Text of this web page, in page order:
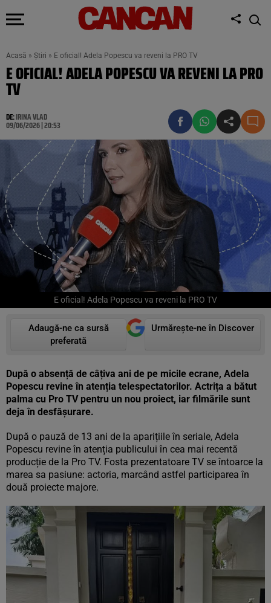
Acasă » Știri » E oficial! Adela Popescu va reveni la PRO TV
E OFICIAL! ADELA POPESCU VA REVENI LA PRO
TV
DE:IRINA VLAD
09/06/2026 | 20:53
E oficial! Adela Popescu va reveni la PRO TV
Adaugă-ne ca sursă
preferată
Urmărește-ne în Discover
După o absență de câțiva ani de pe micile ecrane, Adela
Popescu revine în atenția telespectatorilor. Actrița a bătut
palma cu Pro TV pentru un nou proiect, iar filmările sunt
deja în desfășurare.
După o pauză de 13 ani de la aparițiile în seriale, Adela
Popescu revine în atenția publicului în cea mai recentă
producție de la Pro TV. Fosta prezentatoare TV se întoarce la
marea sa pasiune: actoria, marcând astfel participarea în
două proiecte majore.